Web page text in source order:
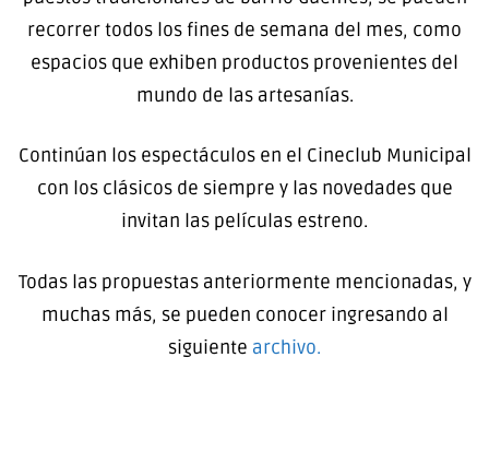
recorrer todos los fines de semana del mes, como
espacios que exhiben productos provenientes del
mundo de las artesanías.
Continúan los espectáculos en el Cineclub Municipal
con los clásicos de siempre y las novedades que
invitan las películas estreno.
Todas las propuestas anteriormente mencionadas, y
muchas más, se pueden conocer ingresando al
siguiente archivo.